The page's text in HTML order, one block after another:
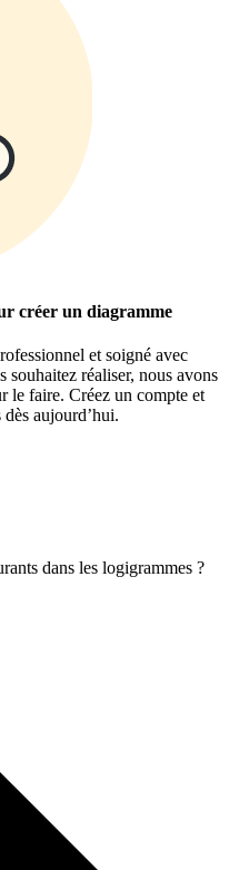
créer un diagramme
et soigné avec
réaliser, nous avons
le faire. Créez un compte et
aujourd’hui.
dans les logigrammes ?